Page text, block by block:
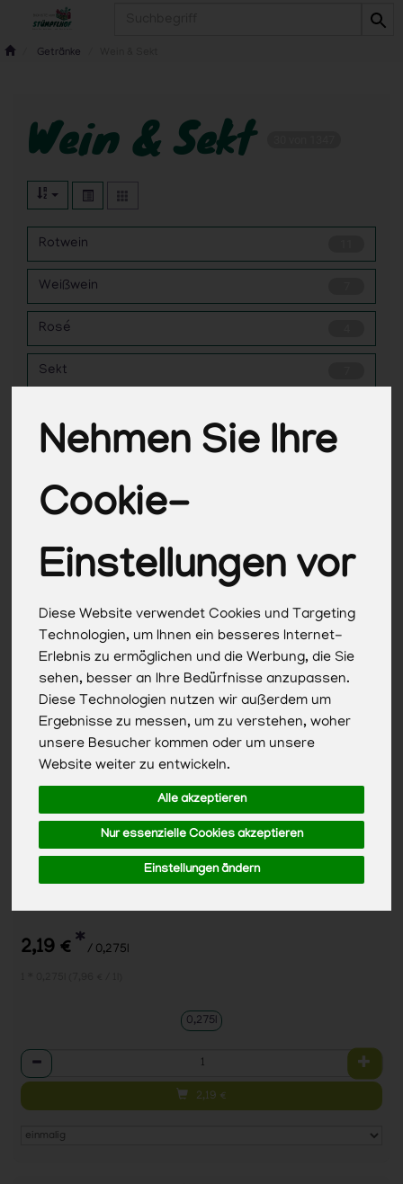
Nehmen Sie Ihre
Cookie-
Einstellungen vor
Diese Website verwendet Cookies und Targeting
Technologien, um Ihnen ein besseres Internet-
Erlebnis zu ermöglichen und die Werbung, die Sie
sehen, besser an Ihre Bedürfnisse anzupassen.
Diese Technologien nutzen wir außerdem um
Ergebnisse zu messen, um zu verstehen, woher
unsere Besucher kommen oder um unsere
Website weiter zu entwickeln.
Alle akzeptieren
Nur essenzielle Cookies akzeptieren
Einstellungen ändern
Getränke
Wein & Sekt
Rotwein
Weißwein
Rosé
Sekt
Hersteller
2,19 € * / 0,275l
0,275l
Anzahl
2,19 €